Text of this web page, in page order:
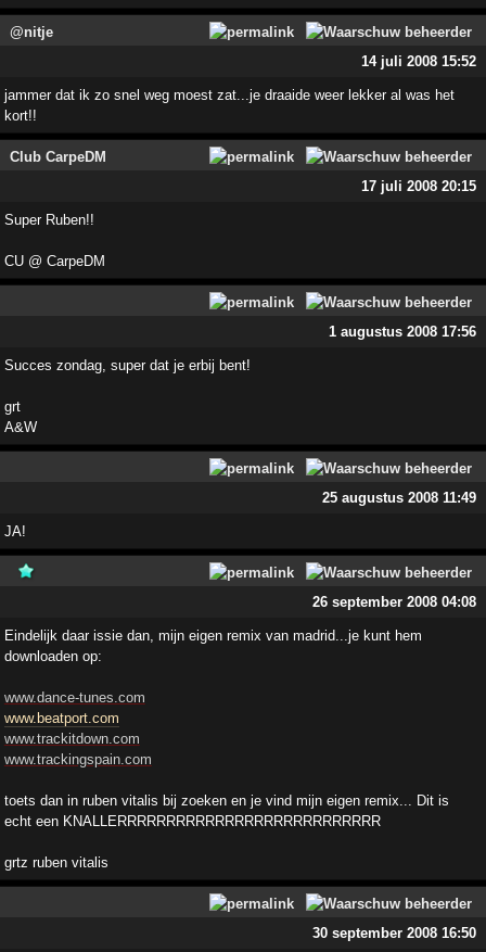
@nitje
14 juli 2008 15:52
jammer dat ik zo snel weg moest zat...je draaide weer lekker al was het
kort!!
Club CarpeDM
17 juli 2008 20:15
Super Ruben!!
CU @ CarpeDM
1 augustus 2008 17:56
Succes zondag, super dat je erbij bent!
grt
A&W
25 augustus 2008 11:49
JA!
26 september 2008 04:08
Eindelijk daar issie dan, mijn eigen remix van madrid...je kunt hem
downloaden op:
www.dance-tunes.com
www.beatport.com
www.trackitdown.com
www.trackingspain.com
toets dan in ruben vitalis bij zoeken en je vind mijn eigen remix... Dit is
echt een KNALLERRRRRRRRRRRRRRRRRRRRRRRRRRR
grtz ruben vitalis
30 september 2008 16:50